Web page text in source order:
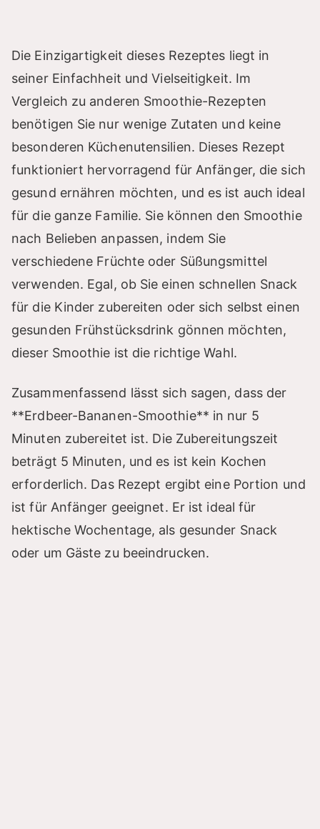
Die Einzigartigkeit dieses Rezeptes liegt in
seiner Einfachheit und Vielseitigkeit. Im
Vergleich zu anderen Smoothie-Rezepten
benötigen Sie nur wenige Zutaten und keine
besonderen Küchenutensilien. Dieses Rezept
funktioniert hervorragend für Anfänger, die sich
gesund ernähren möchten, und es ist auch ideal
für die ganze Familie. Sie können den Smoothie
nach Belieben anpassen, indem Sie
verschiedene Früchte oder Süßungsmittel
verwenden. Egal, ob Sie einen schnellen Snack
für die Kinder zubereiten oder sich selbst einen
gesunden Frühstücksdrink gönnen möchten,
dieser Smoothie ist die richtige Wahl.
Zusammenfassend lässt sich sagen, dass der
**Erdbeer-Bananen-Smoothie** in nur 5
Minuten zubereitet ist. Die Zubereitungszeit
beträgt 5 Minuten, und es ist kein Kochen
erforderlich. Das Rezept ergibt eine Portion und
ist für Anfänger geeignet. Er ist ideal für
hektische Wochentage, als gesunder Snack
oder um Gäste zu beeindrucken.